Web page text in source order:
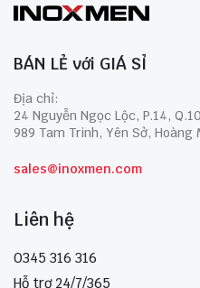
BÁN LẺ với GIÁ SỈ
Địa chỉ:
24 Nguyễn Ngọc Lộc, P.14,
989 Tam Trinh, Yên Sở, Hoàng
sales@inoxmen.com
Liên hệ
0345 316 316
Hỗ trợ 24/7/365